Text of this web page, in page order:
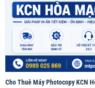
Cho Thuê Máy Photocopy KCN